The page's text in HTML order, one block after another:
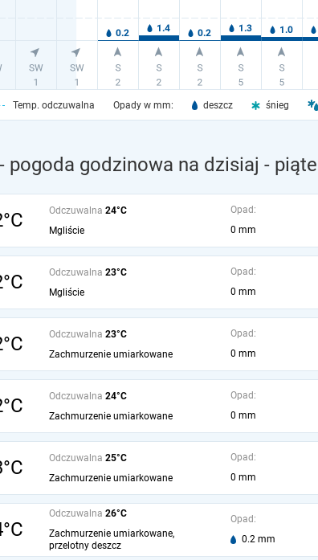
Temp. odczuwalna Opady w mm: deszcz śnieg
pogoda godzinowa na dzisiaj -
Odczuwalna 24°C
Mgliście
Opad:
0 mm
Odczuwalna 23°C
Mgliście
Opad:
0 mm
Odczuwalna 23°C
Zachmurzenie umiarkowane
Opad:
0 mm
Odczuwalna 24°C
Zachmurzenie umiarkowane
Opad:
0 mm
Odczuwalna 25°C
Zachmurzenie umiarkowane
Opad:
0 mm
Odczuwalna 26°C
Zachmurzenie umiarkowane,
przelotny deszcz
Opad:
0.2 mm